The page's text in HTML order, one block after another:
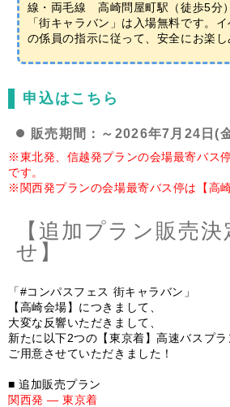
線・両毛線 高崎問屋町駅（徒歩5分）
「街キャラバン」は入場無料です。
の係員の指示に従って、安全にお楽し
申込はこちら
販売期間：～2026年7月24日(
※東北発、信越発プランの会場最寄バス
です。
※関西発プランの会場最寄バス停は【高崎
【追加プラン販売
せ】
「#コンパスフェス 街キャラバン」
【高崎会場】につきまして、
大変な反響いただきまして、
新たに以下2つの【東京着】高速バスプラ
ご用意させていただきました！
■ 追加販売プラン
関西発 ― 東京着